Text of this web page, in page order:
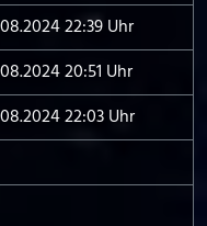
22:39 Uhr
20:51 Uhr
22:03 Uhr